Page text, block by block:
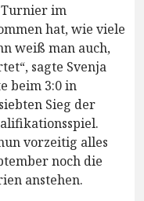
Turnier im
hat, wie viele
weiß man auch,
sagte Svenja
beim 3:0 in
Sieg der
vorzeitig alles
noch die
anstehen.